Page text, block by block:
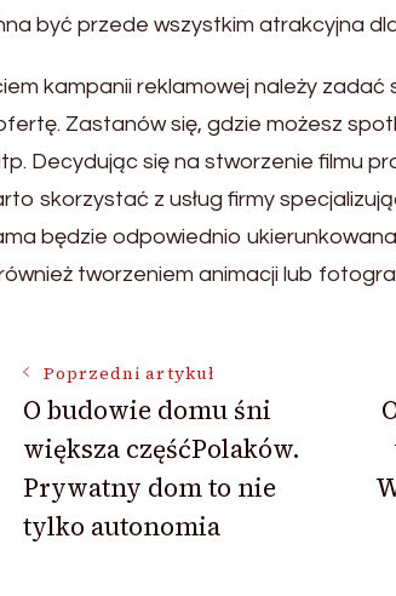
być przede wszystkim atrakcyjna
kampanii reklamowej należy
Zastanów się, gdzie możesz
Decydując się na stworzenie filmu
skorzystać z usług firmy
będzie odpowiednio
tworzeniem animacji lub
Poprzedni artykuł
O budowie domu śni
większa częśćPolaków.
Prywatny dom to nie
tylko autonomia